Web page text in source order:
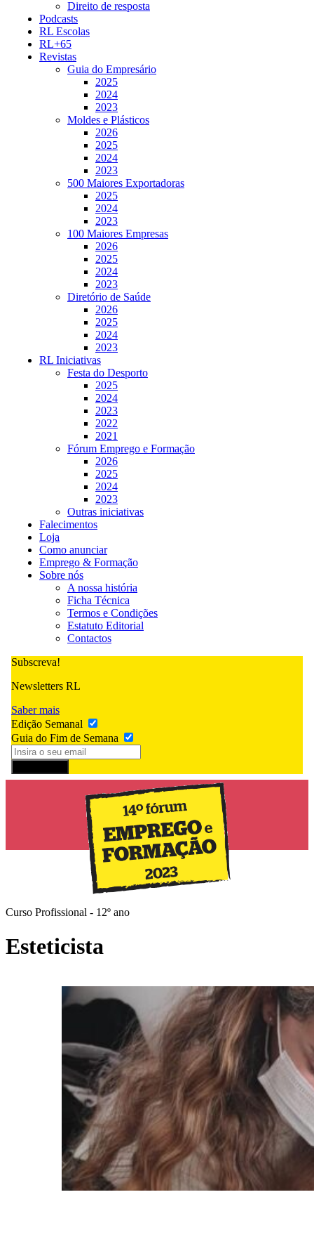
Direito de resposta
Podcasts
RL Escolas
RL+65
Revistas
Guia do Empresário
2025
2024
2023
Moldes e Plásticos
2026
2025
2024
2023
500 Maiores Exportadoras
2025
2024
2023
100 Maiores Empresas
2026
2025
2024
2023
Diretório de Saúde
2026
2025
2024
2023
RL Iniciativas
Festa do Desporto
2025
2024
2023
2022
2021
Fórum Emprego e Formação
2026
2025
2024
2023
Outras iniciativas
Falecimentos
Loja
Como anunciar
Emprego & Formação
Sobre nós
A nossa história
Ficha Técnica
Termos e Condições
Estatuto Editorial
Contactos
Subscreva!
Newsletters RL
Saber mais
Edição Semanal
Guia do Fim de Semana
Curso Profissional - 12º ano
Esteticista